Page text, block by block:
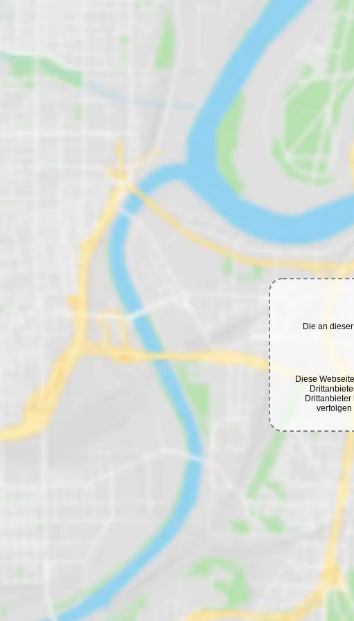
Die an
Diese
Drittanbieter
verfolgen